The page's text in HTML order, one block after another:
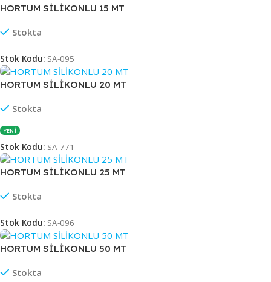
HORTUM SİLİKONLU 15 MT
Stokta
Stok Kodu: SA-095
HORTUM SİLİKONLU 20 MT
Stokta
YENİ
Stok Kodu: SA-771
HORTUM SİLİKONLU 25 MT
Stokta
Stok Kodu: SA-096
HORTUM SİLİKONLU 50 MT
Stokta